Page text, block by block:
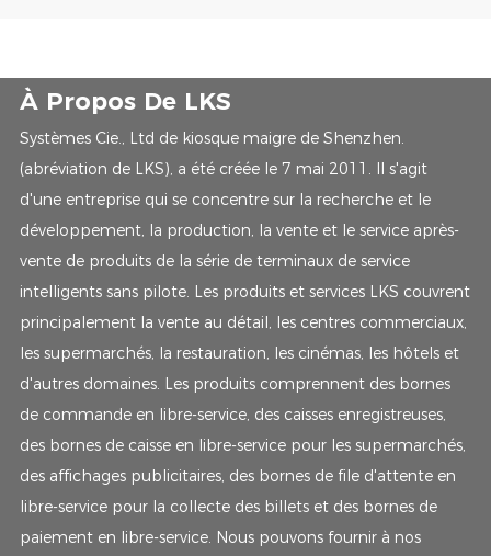
À Propos De LKS
Systèmes Cie., Ltd de kiosque maigre de Shenzhen.
(abréviation de LKS), a été créée le 7 mai 2011. Il s'agit
d'une entreprise qui se concentre sur la recherche et le
développement, la production, la vente et le service après-
vente de produits de la série de terminaux de service
intelligents sans pilote. Les produits et services LKS couvrent
principalement la vente au détail, les centres commerciaux,
les supermarchés, la restauration, les cinémas, les hôtels et
d'autres domaines. Les produits comprennent des bornes
de commande en libre-service, des caisses enregistreuses,
des bornes de caisse en libre-service pour les supermarchés,
des affichages publicitaires, des bornes de file d'attente en
libre-service pour la collecte des billets et des bornes de
paiement en libre-service. Nous pouvons fournir à nos